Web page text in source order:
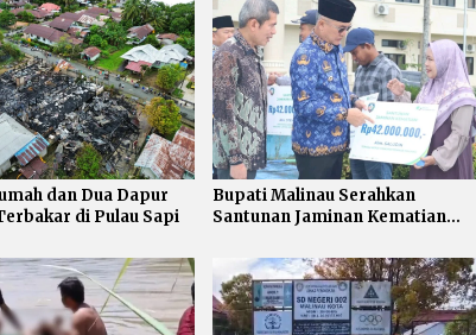
dan Dua Dapur
di Pulau Sapi
Bupati Malinau Serahkan
Santunan Jaminan Kematian
Ketenagakerjaan bagi 500
Pekerja Rentan